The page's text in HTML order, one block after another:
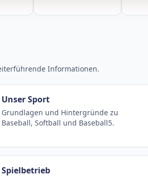
Informationen.
Unser Sport
Grundlagen und Hintergründe zu
Baseball, Softball und Baseball5.
Spielbetrieb